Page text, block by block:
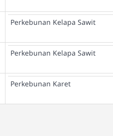
Perkebunan Kelapa Sawit
Perkebunan Kelapa Sawit
Perkebunan Karet